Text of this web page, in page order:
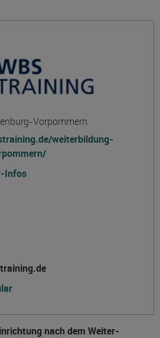
Vorpommern
weiterbildung-
Infos
nach dem Weiter­